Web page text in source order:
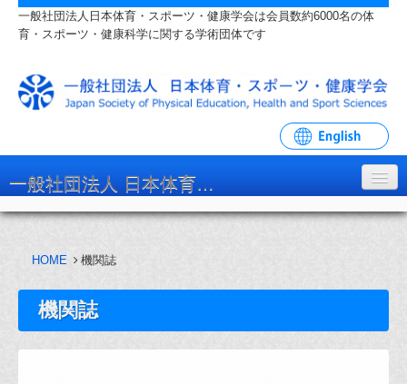
一般社団法人日本体育・スポーツ・健康学会は会員数約6000名の体
育・スポーツ・健康科学に関する学術団体です
一般社団法人 日本体育・スポーツ・健康学会
入会・各種手続
学会大会・研究会
HOME 機関誌
機関誌